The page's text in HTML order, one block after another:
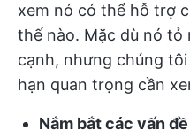
xem nó có thể hỗ trợ
thế nào. Mặc dù nó tỏ
cạnh, nhưng chúng
hạn quan trọng cần
Nắm bắt các vấn